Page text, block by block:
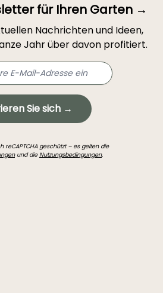
für Ihren Garten →
Nachrichten und Ideen,
Jahr über davon profitiert.
Sie sich →
reCAPTCHA geschützt – es gelten die
und dieNutzungsbedingungen.